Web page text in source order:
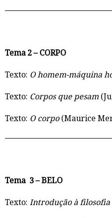
Tema 2 – CORPO
Texto: O homem-máquina
Texto: Corpos que pesam
Texto: O corpo(Maurice
Tema 3 – BELO
Texto: Introdução à